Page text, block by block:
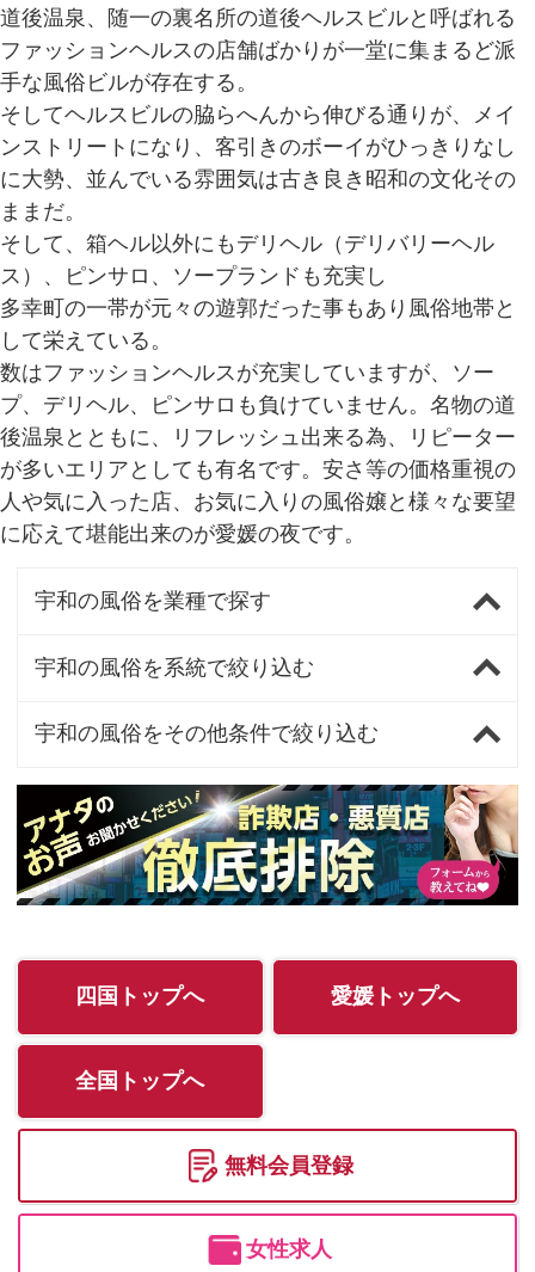
道後温泉、随一の裏名所の道後ヘルスビルと呼ばれる
ファッションヘルスの店舗ばかりが一堂に集まるど派
手な風俗ビルが存在する。
そしてヘルスビルの脇らへんから伸びる通りが、メイ
ンストリートになり、客引きのボーイがひっきりなし
に大勢、並んでいる雰囲気は古き良き昭和の文化その
ままだ。
そして、箱ヘル以外にもデリヘル（デリバリーヘル
ス）、ピンサロ、ソープランドも充実し
多幸町の一帯が元々の遊郭だった事もあり風俗地帯と
して栄えている。
数はファッションヘルスが充実していますが、ソー
プ、デリヘル、ピンサロも負けていません。名物の道
後温泉とともに、リフレッシュ出来る為、リピーター
が多いエリアとしても有名です。安さ等の価格重視の
人や気に入った店、お気に入りの風俗嬢と様々な要望
に応えて堪能出来のが愛媛の夜です。
宇和の風俗を業種で探す
宇和の風俗を系統で絞り込む
宇和の風俗をその他条件で絞り込む
四国トップへ 愛媛トップへ
全国トップへ
無料会員登録
女性求人